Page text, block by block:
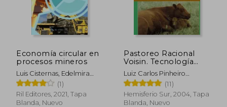
Economía circular en
procesos mineros
Luis Cisternas, Edelmira
Gálvez, Mariella Rivas, José
Valderrama
(1)
Ril Editores, 2021, Tapa
Blanda, Nuevo
Pastoreo Racional
Voisin. Tecnología
Agroecológica Para el
Tercer Milenio
Luiz Carlos Pinheiro
Machado
(11)
Hemisferio Sur, 2004, Tapa
Blanda, Nuevo